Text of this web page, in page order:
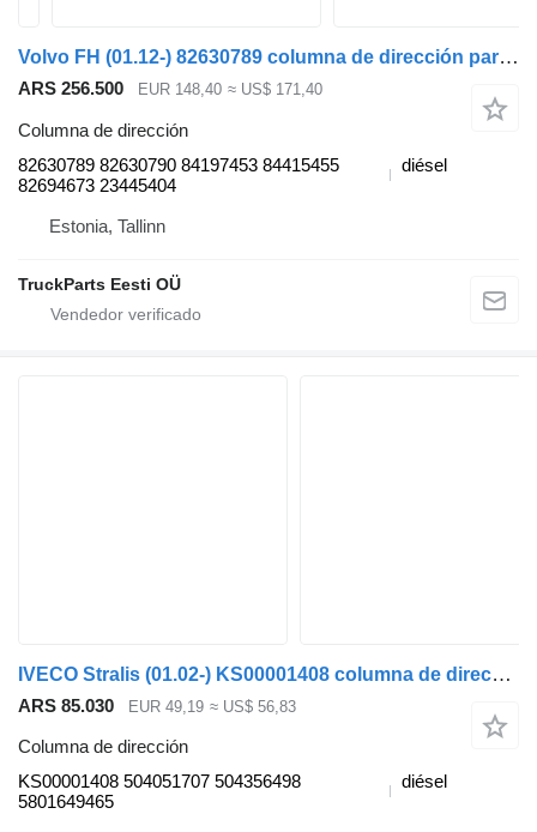
Volvo FH (01.12-) 82630789 columna de dirección para Volvo FH, FM, FMX-4 series (2013-) cabeza tractora
ARS 256.500 EUR 148,40 ≈ US$ 171,40
Columna de dirección
82630789 82630790 84197453 84415455
82694673 23445404
diésel
Estonia, Tallinn
TruckParts Eesti OÜ
IVECO Stralis (01.02-) KS00001408 columna de dirección para IVECO Stralis, Trakker (2002-) cabeza tractora
ARS 85.030 EUR 49,19 ≈ US$ 56,83
Columna de dirección
KS00001408 504051707 504356498
5801649465
diésel